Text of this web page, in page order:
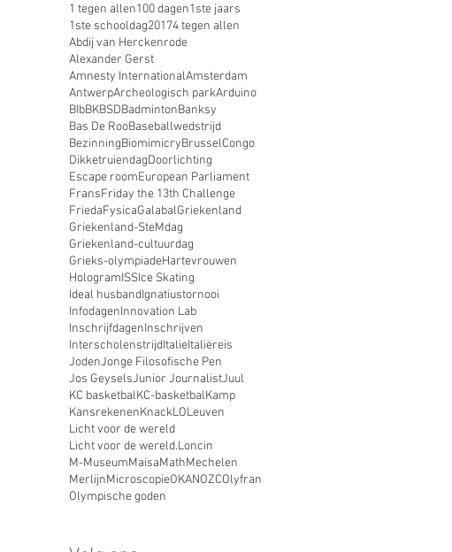
1 tegen allen100 dagen1ste jaars
1ste schooldag20174 tegen allen
Abdij van Herckenrode
Alexander Gerst
Amnesty InternationalAmsterdam
AntwerpArcheologisch parkArduino
BIbBKBSDBadmintonBanksy
Bas De RooBaseballwedstrijd
BezinningBiomimicryBrusselCongo
DikketruiendagDoorlichting
Escape roomEuropean Parliament
FransFriday the 13th Challenge
FriedaFysicaGalabalGriekenland
Griekenland-SteMdag
Griekenland-cultuurdag
Grieks-olympiadeHartevrouwen
HologramISSIce Skating
Ideal husbandIgnatiustornooi
InfodagenInnovation Lab
InschrijfdagenInschrijven
InterscholenstrijdItalieItaliëreis
JodenJonge Filosofische Pen
Jos GeyselsJunior JournalistJuul
KC basketbalKC-basketbalKamp
KansrekenenKnackLOLeuven
Licht voor de wereld
Licht voor de wereld.Loncin
M-MuseumMaisaMathMechelen
MerlijnMicroscopieOKANOZCOlyfran
Olympische goden